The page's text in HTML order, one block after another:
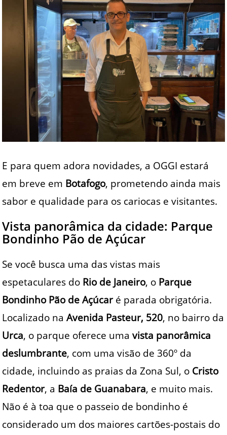
E para quem adora novidades, a OGGI estará
em breve em Botafogo, prometendo ainda mais
sabor e qualidade para os cariocas e visitantes.
Vista panorâmica da cidade: Parque
Bondinho Pão de Açúcar
Se você busca uma das vistas mais
espetaculares do Rio de Janeiro, o Parque
Bondinho Pão de Açúcaré parada obrigatória.
Localizado naAvenida Pasteur, 520, no bairro da
Urca, o parque oferece umavista panorâmica
deslumbrante, com uma visão de 360º da
cidade, incluindo as praias da Zona Sul, o Cristo
Redentor, a Baía de Guanabara, e muito mais.
Não é à toa que o passeio de bondinho é
considerado um dos maiores cartões-postais do